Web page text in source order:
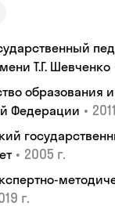
Т.Г. Шевченко
образования
Федерации •
• 2005 г.
г.